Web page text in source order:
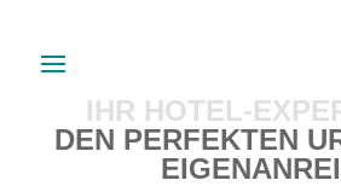
IHR HOTEL-
DEN PERFEKTEN